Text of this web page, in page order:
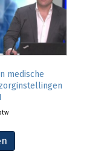
medische